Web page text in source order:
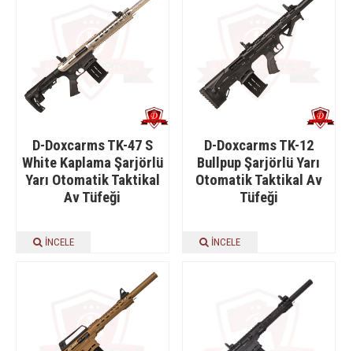
D-Doxcarms TK-47 S
White Kaplama Şarjörlü
Yarı Otomatik Taktikal
Av Tüfeği
İNCELE
D-Doxcarms TK-12
Bullpup Şarjörlü Yarı
Otomatik Taktikal Av
Tüfeği
İNCELE